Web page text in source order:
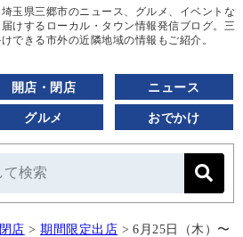
玉県三郷市のニュース、グルメ、イベントな
けするローカル・タウン情報発信ブログ。三
できる市外の近隣地域の情報もご紹介。
開店・閉店 ニュース
グルメ おでかけ
店 > 期間限定出店 > 6月25日（木）〜